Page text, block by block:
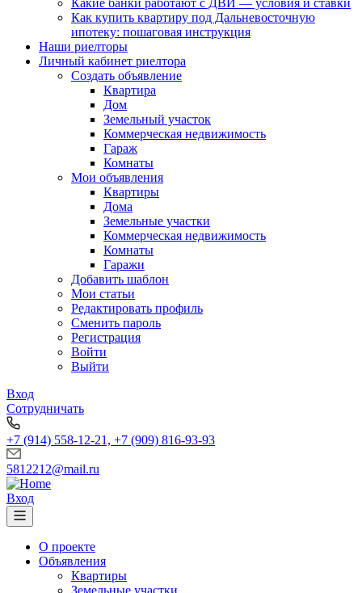
Какие банки работают с ДВИ — условия и ставки
Как купить квартиру под Дальневосточную
ипотеку: пошаговая инструкция
Наши риелторы
Личный кабинет риелтора
Cоздать объявление
Квартира
Дом
Земельный участок
Коммерческая недвижимость
Гараж
Комнаты
Мои объявления
Квартиры
Дома
Земельные участки
Коммерческая недвижимость
Комнаты
Гаражи
Добавить шаблон
Мои статьи
Редактировать профиль
Сменить пароль
Регистрация
Войти
Выйти
Вход
Сотрудничать
+7 (914) 558-12-21, +7 (909) 816-93-93
5812212@mail.ru
Вход
О проекте
Объявления
Квартиры
Земельные участки